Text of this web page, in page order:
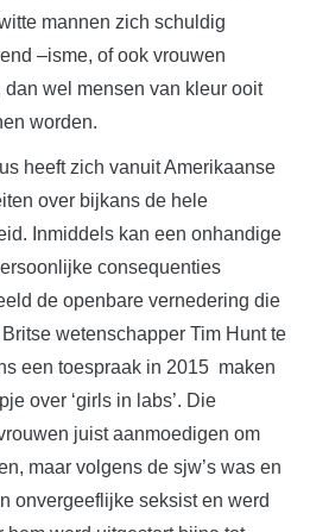
mannen zich schuldig
–isme, of ook vrouwen
wel mensen van kleur ooit
worden.
heeft zich vanuit Amerikaanse
over bijkans de hele
Inmiddels kan een onhandige
consequenties
de openbare vernedering die
wetenschapper Tim Hunt te
een toespraak in 2015 maken
over ‘girls in labs’. Die
juist aanmoedigen om
maar volgens de sjw’s was en
onvergeeflijke seksist en werd